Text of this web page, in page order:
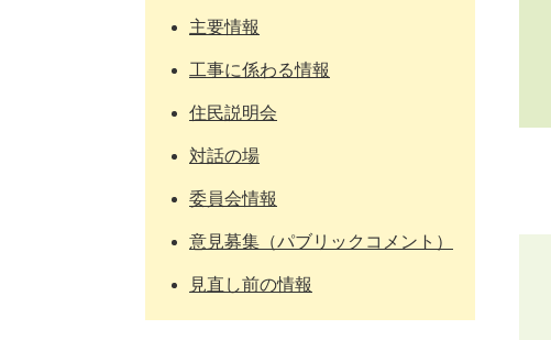
主要情報
工事に係わる情報
住民説明会
対話の場
委員会情報
意見募集（パブリックコメント）
見直し前の情報